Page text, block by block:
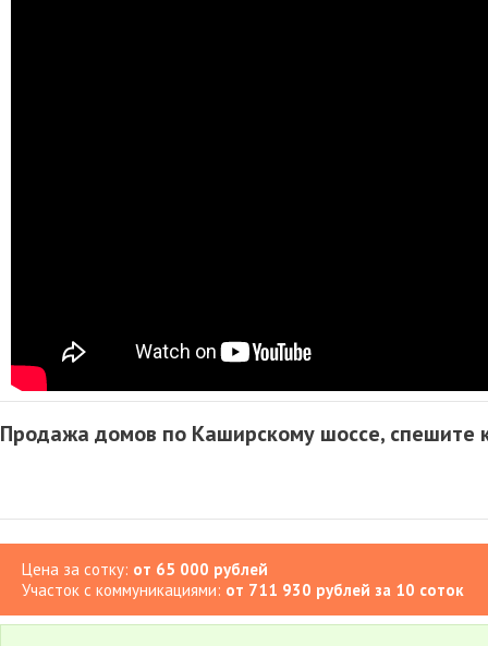
Продажа домов по Каширскому шоссе, спешите
Цена за сотку: от 65 000 рублей
Участок с коммуникациями: от 711 930 рублей за 10 соток